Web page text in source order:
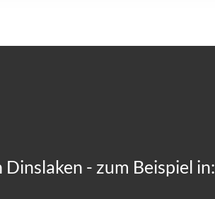
- zum Beispiel in: